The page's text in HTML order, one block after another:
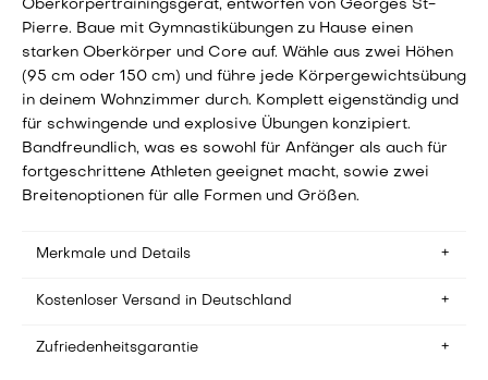
Oberkörpertrainingsgerät, entworfen von Georges St-
Pierre. Baue mit Gymnastikübungen zu Hause einen
starken Oberkörper und Core auf. Wähle aus zwei Höhen
(95 cm oder 150 cm) und führe jede Körpergewichtsübung
in deinem Wohnzimmer durch. Komplett eigenständig und
für schwingende und explosive Übungen konzipiert.
Bandfreundlich, was es sowohl für Anfänger als auch für
fortgeschrittene Athleten geeignet macht, sowie zwei
Breitenoptionen für alle Formen und Größen.
Merkmale und Details
Montagezeit: Aufbau in etwa 15 Minuten
Zweisitzersofas)
Kostenloser Versand in Deutschland
Wir bieten kostenlosen Versand nach Deutschland an.
Zufriedenheitsgarantie